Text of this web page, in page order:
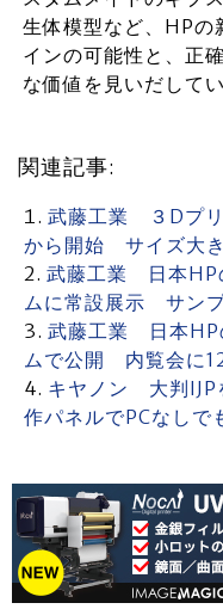
生体模型など、HPの
インの可能性と、正
な価値を見いだしてい
関連記事:
武藤工業 ３Dプ
から開始 サイズ大
武藤工業 日本HP
ムに常設展示 サン
武藤工業 日本HP
ムで公開 内覧会に
キヤノン 大判IJP
作パネルでPCなしで